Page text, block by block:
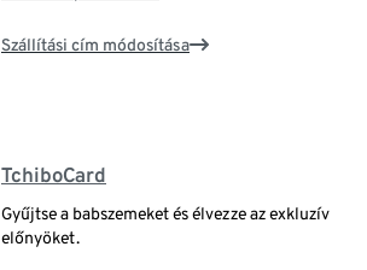
Szállítási cím módosítása
TchiboCard
Gyűjtse a babszemeket és élvezze az exkluzív
előnyöket.